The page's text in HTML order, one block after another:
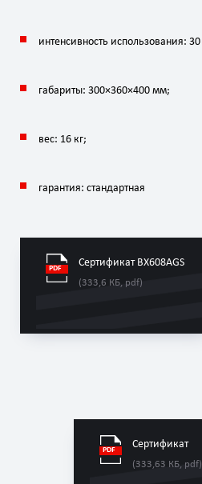
Сертификат
(333,63 КБ, pdf)
интенсивность использования: 30
габариты: 300×360×400 мм;
вес: 16 кг;
гарантия: стандартная
Сертификат BX608AGS
(333,6 КБ, pdf)